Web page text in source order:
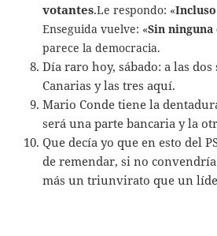
votantes.Le respondo: «
Enseguida vuelve: «Sin ninguna
parece la democracia.
Día raro hoy, sábado: a las
Canarias y las tres aquí.
Mario Conde tiene la
será una parte bancaria y la
Que decía yo que en esto del
de remendar, si no
más un triunvirato que un